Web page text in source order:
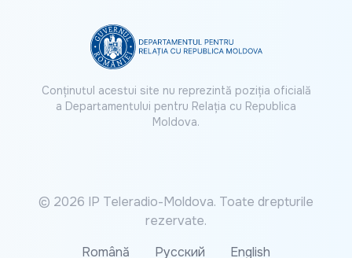
Conținutul acestui site nu reprezintă poziția oficială
a Departamentului pentru Relația cu Republica
Moldova.
© 2026 IP Teleradio-Moldova. Toate drepturile
rezervate.
Română
Русский English